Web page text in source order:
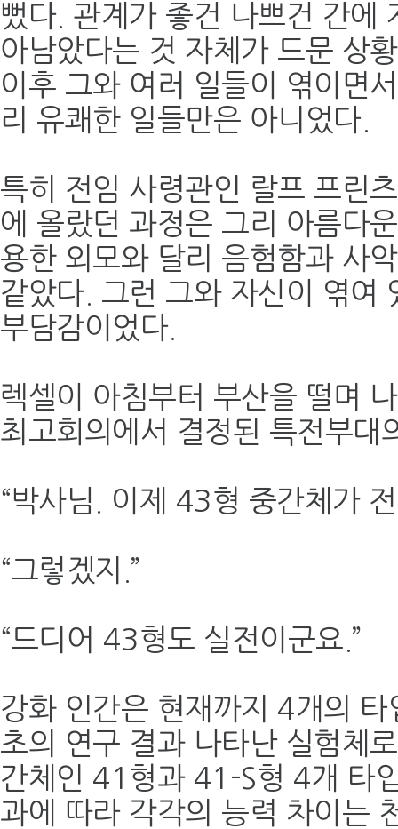
뻤다. 관계가 좋건 나쁘건 간에
아남았다는 것 자체가 드문 상
이후 그와 여러 일들이 엮이면
리 유쾌한 일들만은 아니었다.
특히 전임 사령관인 랄프 프린
에 올랐던 과정은 그리 아름다
용한 외모와 달리 음험함과 사
같았다. 그런 그와 자신이 엮여
부담감이었다.
렉셀이 아침부터 부산을 떨며
최고회의에서 결정된 특전부대
“박사님. 이제 43형 중간체가
“그렇겠지.”
“드디어 43형도 실전이군요.”
강화 인간은 현재까지 4개의
초의 연구 결과 나타난 실험체
간체인 41형과 41-S형 4개 타
과에 따라 각각의 능력 차이는